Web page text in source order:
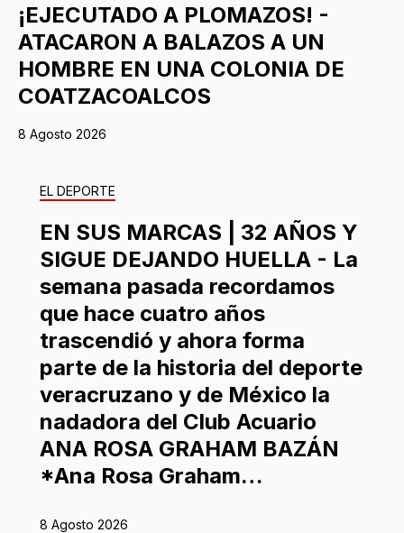
¡EJECUTADO A PLOMAZOS! -
ATACARON A BALAZOS A UN
HOMBRE EN UNA COLONIA DE
COATZACOALCOS
8 Agosto 2026
EL DEPORTE
EN SUS MARCAS | 32 AÑOS Y
SIGUE DEJANDO HUELLA - La
semana pasada recordamos
que hace cuatro años
trascendió y ahora forma
parte de la historia del deporte
veracruzano y de México la
nadadora del Club Acuario
ANA ROSA GRAHAM BAZÁN
*Ana Rosa Graham…
8 Agosto 2026